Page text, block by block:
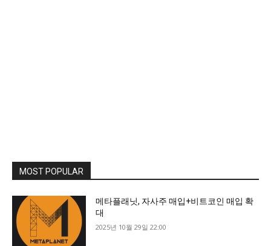
MOST POPULAR
메타플래닛, 자사주 매입+비트코인 매입 확
대
2025년 10월 29일 22:00